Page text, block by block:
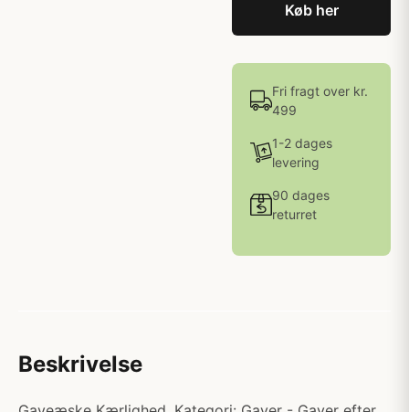
Køb her
Fri fragt over kr.
499
1-2 dages
levering
90 dages
returret
Beskrivelse